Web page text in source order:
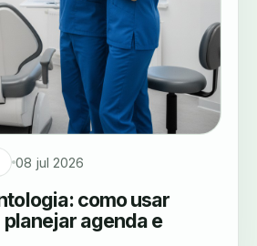
08 jul 2026
como usar
agenda e